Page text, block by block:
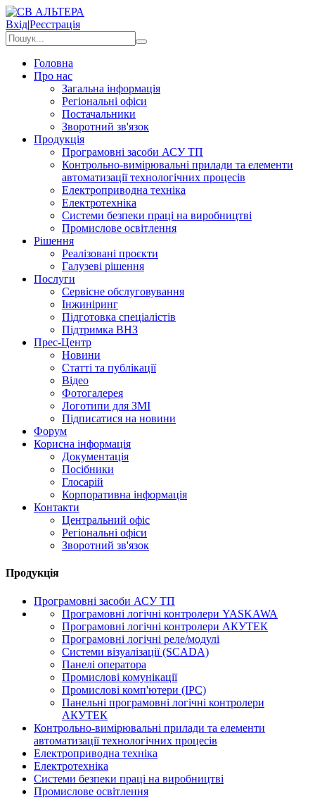
Вхід|Реєстрація
Головна
Про нас
Загальна інформація
Регіональні офіси
Постачальники
Зворотний зв'язок
Продукція
Програмовні засоби АСУ ТП
Контрольно-вимірювальні прилади та елементи
автоматизації технологічних процесів
Електроприводна техніка
Електротехніка
Системи безпеки праці на виробництві
Промислове освітлення
Рішення
Реалізовані проєкти
Галузеві рішення
Послуги
Сервісне обслуговування
Інжиніринг
Підготовка спеціалістів
Підтримка ВНЗ
Прес-Центр
Новини
Статті та публікації
Відео
Фотогалерея
Логотипи для ЗМІ
Підписатися на новини
Форум
Корисна інформація
Документація
Посібники
Глосарій
Корпоративна інформація
Контакти
Центральний офіс
Регіональні офіси
Зворотний зв'язок
Продукція
Програмовні засоби АСУ ТП
Програмовні логічні контролери YASKAWA
Програмовні логічні контролери АКУТЕК
Програмовні логічні реле/модулі
Системи візуалізації (SCADA)
Панелі оператора
Промислові комунікації
Промислові комп'ютери (IPC)
Панельні програмовні логічні контролери
АКУТЕК
Контрольно-вимірювальні прилади та елементи
автоматизації технологічних процесів
Електроприводна техніка
Електротехніка
Системи безпеки праці на виробництві
Промислове освітлення